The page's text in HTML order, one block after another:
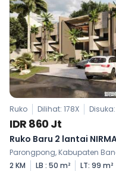
Ruko Dilihat: 178X Disuka:
IDR 860 Jt
Ruko Baru 2 lantai
Parongpong, Kabupaten
2 KM
LB : 50 m² LT: 99 m²